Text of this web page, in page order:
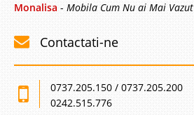
Monalisa - Mobila Cum Nu ai Mai Vazut
Contactati-ne
0737.205.150 / 0737.205.200
0242.515.776